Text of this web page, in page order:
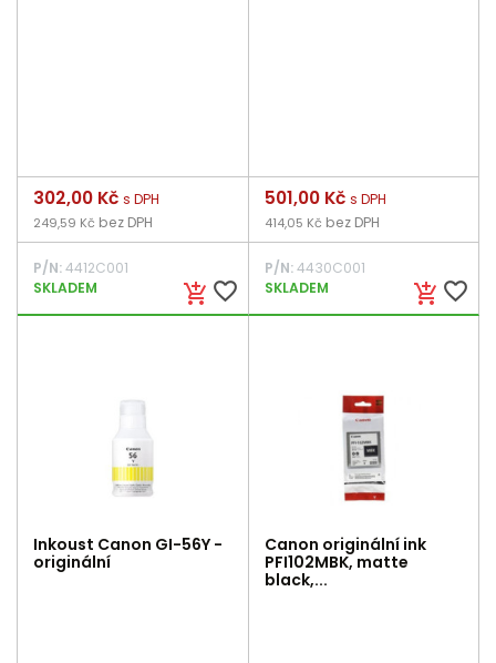
add_shopping_cart favorite_border
Cena
302,00 Kč s DPH
249,59 Kč bez DPH
P/N:4412C001
SKLADEM
add_shopping_cart favorite_border
Cena
501,00 Kč s DPH
414,05 Kč bez DPH
P/N:4430C001
SKLADEM
Inkoust Canon GI-56Y -
originální
Canon originální ink
PFI102MBK, matte
black,...